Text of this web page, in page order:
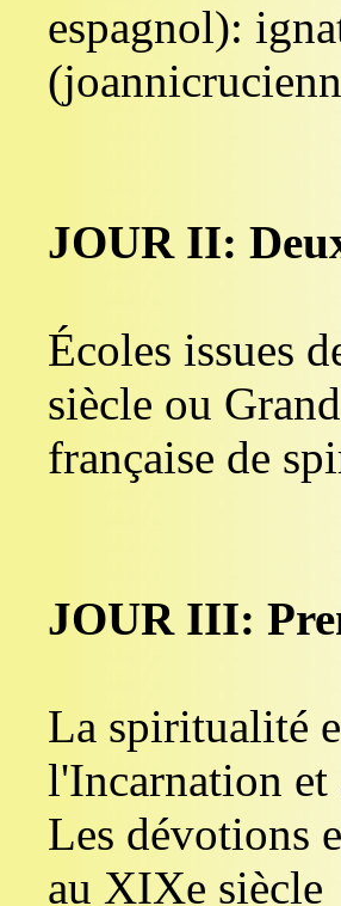
espagnol):
JOUR II:
Écoles issues
siècle ou
française de
JOUR III:
La spiritualité
l'Incarnation et
Les dévotions
au XIXe siècle